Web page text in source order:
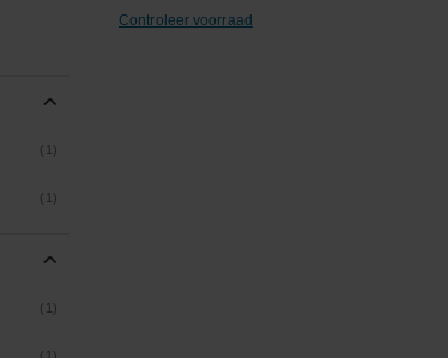
(1)
(1)
(1)
Controleer voorraad